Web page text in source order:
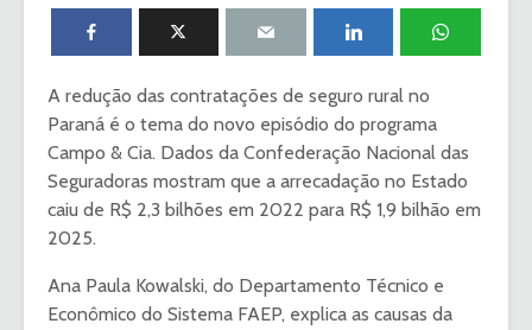
A redução das contratações de seguro rural no
Paraná é o tema do novo episódio do programa
Campo & Cia. Dados da Confederação Nacional das
Seguradoras mostram que a arrecadação no Estado
caiu de R$ 2,3 bilhões em 2022 para R$ 1,9 bilhão em
2025.
Ana Paula Kowalski, do Departamento Técnico e
Econômico do Sistema FAEP, explica as causas da